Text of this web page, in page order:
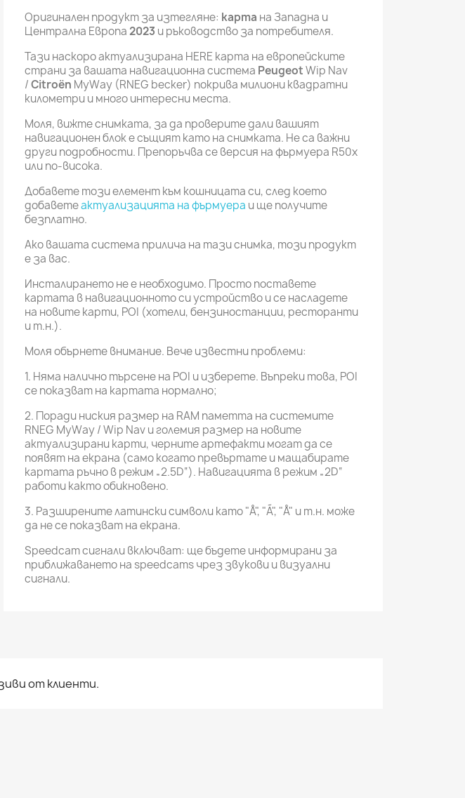
Оригинален продукт за изтегляне: карта на Западна и
Централна Европа 2023 и ръководство за потребителя.
Тази наскоро актуализирана HERE карта на европейските
страни за вашата навигационна система PeugeotWip Nav
/Citroën MyWay (RNEG becker) покрива милиони квадратни
километри и много интересни места.
Моля, вижте снимката, за да проверите дали вашият
навигационен блок е същият като на снимката. Не са важни
други подробности. Препоръчва се версия на фърмуера R50x
или по-висока.
Добавете този елемент към кошницата си, след което
добаветеактуализацията на фърмуера и ще получите
безплатно.
Ако вашата система прилича на тази снимка, този продукт
е за вас.
Инсталирането не е необходимо. Просто поставете
картата в навигационното си устройство и се насладете
на новите карти, POI (хотели, бензиностанции, ресторанти
и т.н.).
Моля обърнете внимание. Вече известни проблеми:
1. Няма налично търсене на POI и изберете. Въпреки това, POI
се показват на картата нормално;
2. Поради ниския размер на RAM паметта на системите
RNEG MyWay / Wip Nav и големия размер на новите
актуализирани карти, черните артефакти могат да се
появят на екрана (само когато превъртате и мащабирате
картата ръчно в режим „2.5D“). Навигацията в режим „2D“
работи както обикновено.
3. Разширените латински символи като "Å", "Ã", "Å" и т.н. може
да не се показват на екрана.
Speedcam сигнали включват: ще бъдете информирани за
приближаването на speedcams чрез звукови и визуални
сигнали.
от клиенти.